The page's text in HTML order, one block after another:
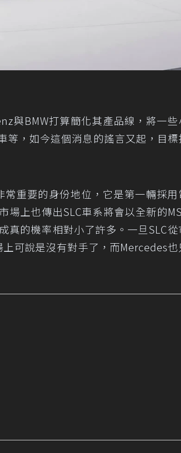
與BMW打算簡化其產品線，將一些
等，如今這個消息的謠言又起，目標
重要的身份地位，它是第一輛採用
上也傳出SLC車系將會以全新的
真的機率相對小了許多。一旦SLC從
可說是沒有對手了，而Mercedes也